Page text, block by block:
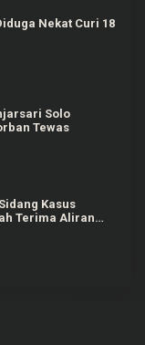
Nekat Curi 18
Solo
Tewas
Kasus
Terima Aliran